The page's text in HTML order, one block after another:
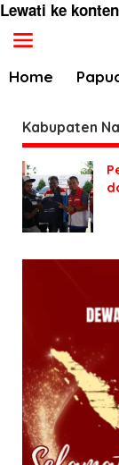
Lewati ke konten
Home
Kabupaten